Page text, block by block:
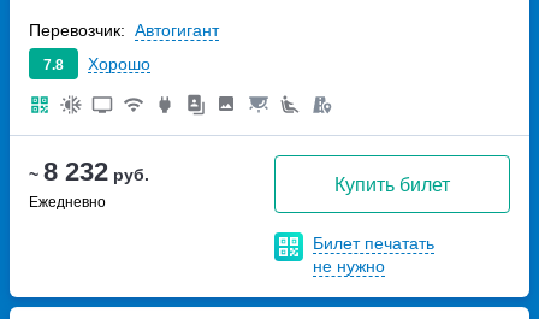
~ 8 232 руб.
Ежедневно
Купить билет
Билет печатать
не нужно
7.8 Хорошо
Перевозчик: Автогигант